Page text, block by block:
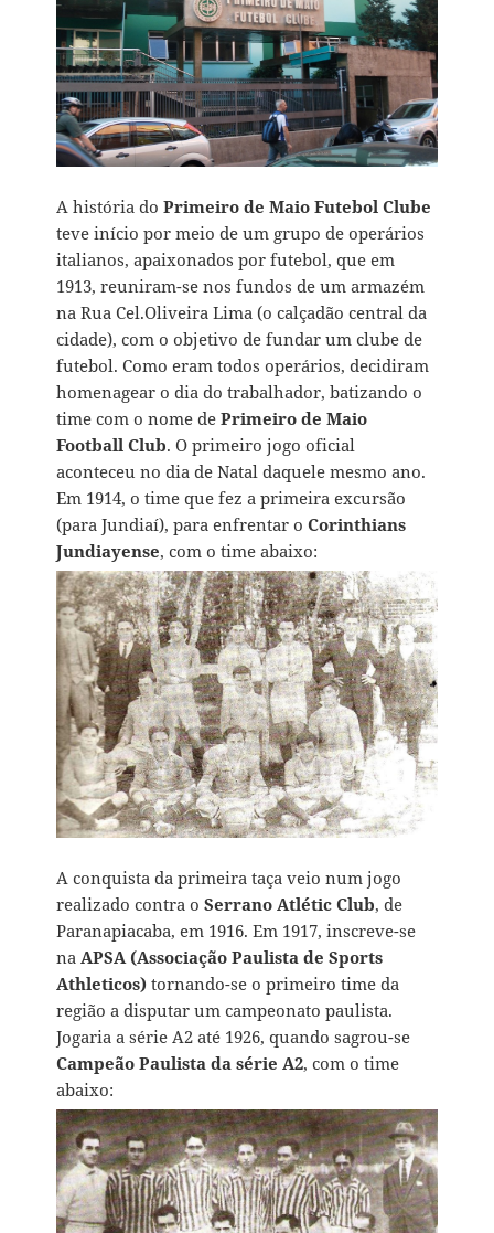
A história doPrimeiro de Maio Futebol Clube
teve início por meio de um grupo de operários
italianos, apaixonados por futebol, que em
1913, reuniram-se nos fundos de um armazém
na Rua Cel.Oliveira Lima (o calçadão central da
cidade), com o objetivo de fundar um clube de
futebol. Como eram todos operários, decidiram
homenagear o dia do trabalhador, batizando o
time com o nome dePrimeiro de Maio
Football Club. O primeiro jogo oficial
aconteceu no dia de Natal daquele mesmo ano.
Em 1914, o time que fez a primeira excursão
(para Jundiaí), para enfrentar oCorinthians
Jundiayense, com o time abaixo:
A conquista da primeira taça veio num jogo
realizado contra oSerrano Atlétic Club, de
Paranapiacaba, em 1916. Em 1917, inscreve-se
na APSA (Associação Paulista de Sports
Athleticos) tornando-se o primeiro time da
região a disputar um campeonato paulista.
Jogaria a série A2 até 1926, quando sagrou-se
Campeão Paulista da série A2, com o time
abaixo: